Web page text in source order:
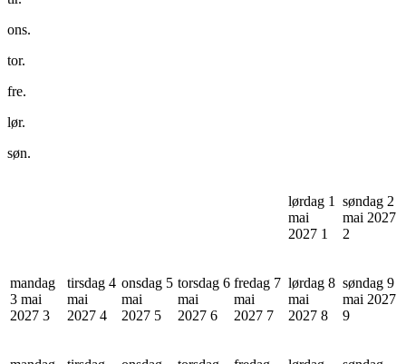
ons.
tor.
fre.
lør.
søn.
lørdag 1
mai
2027 1
søndag 2
mai 2027
2
mandag
3 mai
2027 3
tirsdag 4
mai
2027 4
onsdag 5
mai
2027 5
torsdag 6
mai
2027 6
fredag 7
mai
2027 7
lørdag 8
mai
2027 8
søndag 9
mai 2027
9